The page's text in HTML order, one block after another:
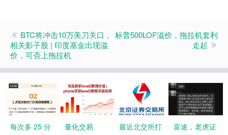
BTC将冲击10万美刀关口，
相关影子股 | 印度基金出现溢
价，可否上拖拉机
标普500LOF溢价，拖拉机套利
走起
每次多 25 分
量化交易
最近北交所打
富途，老虎证